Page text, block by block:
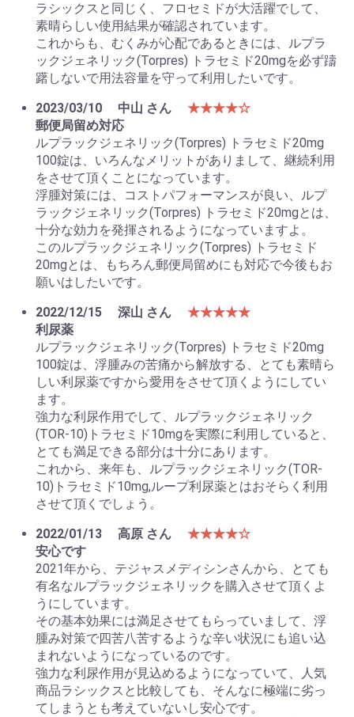
ラシックスと同じく、フロセミドが大活躍でして、
素晴らしい使用結果が確認されています。
これからも、むくみが心配であるときには、ルプラ
ックジェネリック(Torpres) トラセミド20mgを必ず躊
躇しないで用法容量を守って利用したいです。
2023/03/10
中山 さん
★★★★☆
郵便局留め対応
ルプラックジェネリック(Torpres) トラセミド20mg
100錠は、いろんなメリットがありまして、継続利用
をさせて頂くことになっています。
浮腫対策には、コストパフォーマンスが良い、ルプ
ラックジェネリック(Torpres) トラセミド20mgとは、
十分な効力を発揮されるようになっていますよ。
このルプラックジェネリック(Torpres) トラセミド
20mgとは、もちろん郵便局留めにも対応で今後もお
願いはしたいです。
2022/12/15
深山 さん
★★★★★
利尿薬
ルプラックジェネリック(Torpres) トラセミド20mg
100錠は、浮腫みの苦痛から解放する、とても素晴ら
しい利尿薬ですから愛用をさせて頂くようにしてい
ます。
強力な利尿作用でして、ルプラックジェネリック
(TOR-10)トラセミド10mgを実際に利用していると、
とても満足できる部分は十分にあります。
これから、来年も、ルプラックジェネリック(TOR-
10)トラセミド10mg,ループ利尿薬とはおそらく利用
させて頂くでしょう。
2022/01/13
高原 さん
★★★★☆
安心です
2021年から、テジャスメディシンさんから、とても
有名なルプラックジェネリックを購入させて頂くよ
うにしています。
その基本効果には満足させてもらっていまして、浮
腫み対策で四苦八苦するような辛い状況にも追い込
まれないようになっているのです。
強力な利尿作用が見込めるようになっていて、人気
商品ラシックスと比較しても、そんなに極端に劣っ
てしまうとも考えていないし安心です。